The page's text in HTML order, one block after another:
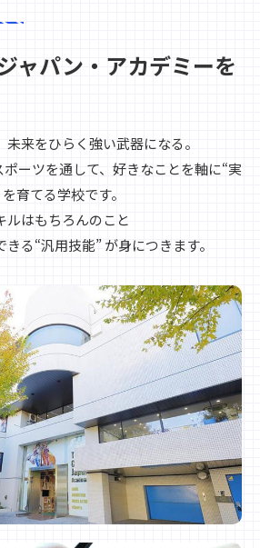
ャパン・アカデミーを
来をひらく強い武器になる。
ーツを通して、好きなことを軸に“実
育てる学校です。
ルはもちろんのこと
る“汎用技能” が身につきます。